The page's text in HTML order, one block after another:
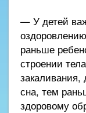
— У детей
раньше
строении
закаливания,
сна, тем
здоровому